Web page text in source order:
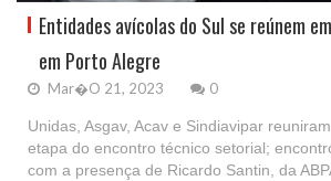
Entidades avícolas do Sul se reúnem
em Porto Alegre
Mar�o 21, 2023 0
Unidas, Asgav, Acav e Sindiavipar
etapa do encontro técnico setorial;
com a presença de Ricardo Santin, da